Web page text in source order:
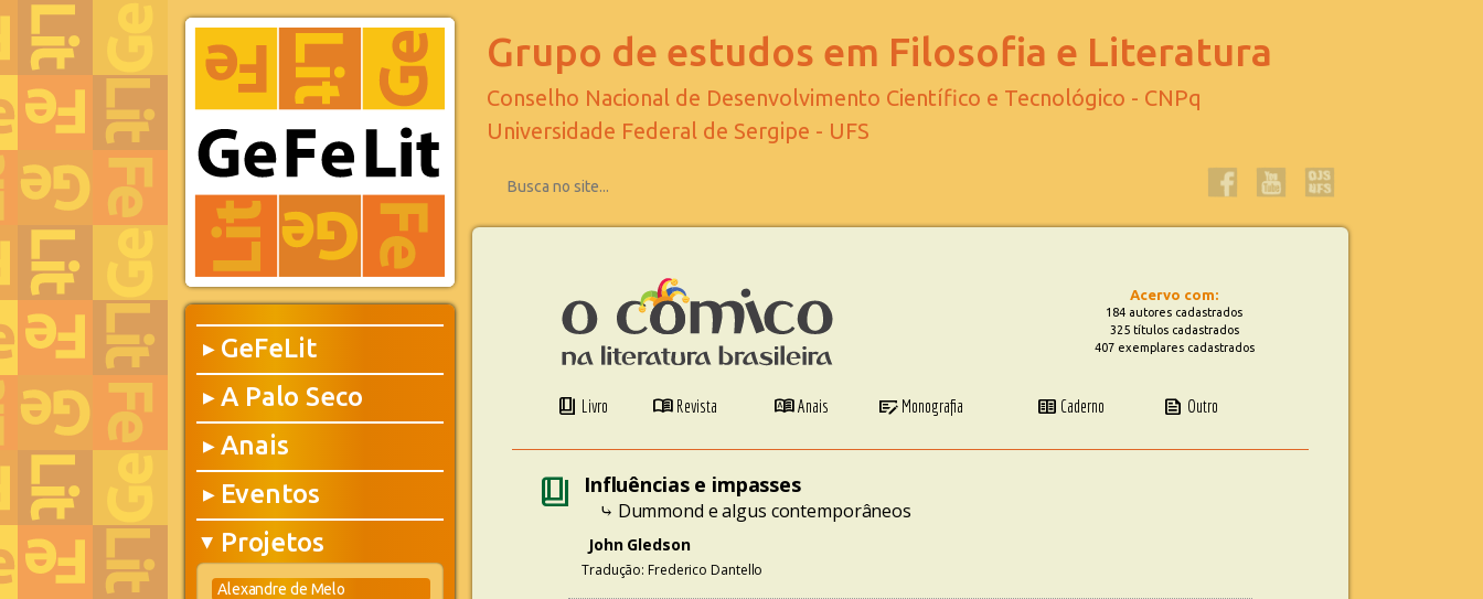
▶ GeFeLit
▶ A Palo Seco
▶ Anais
▶ Eventos
▶ Projetos
Alexandre de Melo
Grupo de estudos em Filosofia e Literatura
Conselho Nacional de Desenvolvimento Científico e Tecnológico - CNPq
Universidade Federal de Sergipe - UFS
Acervo com:
184 autores cadastrados
325 títulos cadastrados
407 exemplares cadastrados
book_4 Livro menu_book Revista dictionaryAnais checkbook Monografia two_pager Caderno news Outro
book_4 Influências e impasses
⤷ Dummond e algus contemporâneos
John Gledson
Tradução: Frederico Dantello